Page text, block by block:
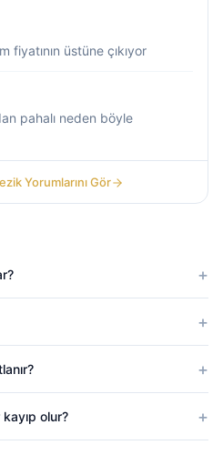
üstüne çıkıyor
pahalı neden böyle
Yorumlarını Gör
olur?